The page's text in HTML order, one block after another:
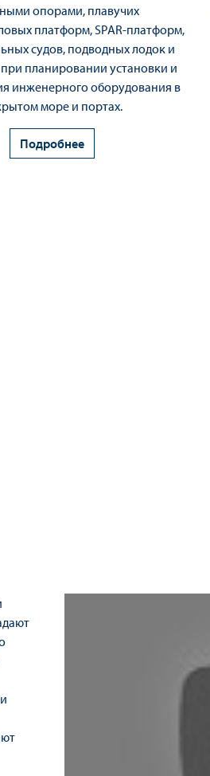
опорами, плавучих
платформ, SPAR-платформ,
судов, подводных лодок и
планировании установки и
инженерного оборудования в
море и портах.
Подробнее